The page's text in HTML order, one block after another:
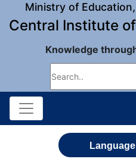
Ministry of
Central Institute
Knowledge